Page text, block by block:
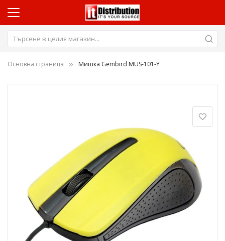
Основна страница Мишка Gembird MUS-101-Y